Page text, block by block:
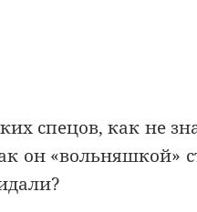
спецов, как не
он «вольняшкой»